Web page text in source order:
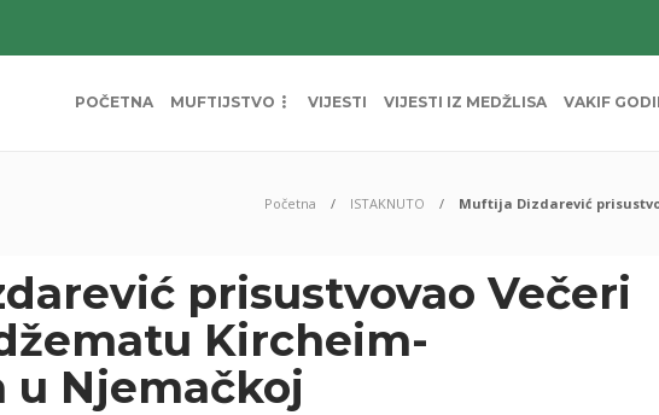
POČETNA MUFTIJSTVO VIJESTI VIJESTI IZ MEDŽLISA VAKIF
Početna ISTAKNUTO Muftija Dizdarević
prisustvovao Večeri
Kircheim-
u Njemačkoj